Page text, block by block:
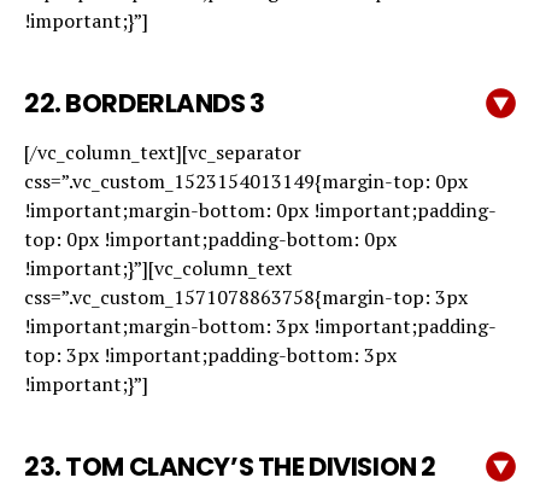
!important;}”]
22.BORDERLANDS 3
[/vc_column_text][vc_separator
css=”.vc_custom_1523154013149{margin-top: 0px
!important;margin-bottom: 0px !important;padding-
top: 0px !important;padding-bottom: 0px
!important;}”][vc_column_text
css=”.vc_custom_1571078863758{margin-top: 3px
!important;margin-bottom: 3px !important;padding-
top: 3px !important;padding-bottom: 3px
!important;}”]
23.TOM CLANCY’S THE DIVISION 2